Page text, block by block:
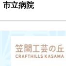
市立病院
議会